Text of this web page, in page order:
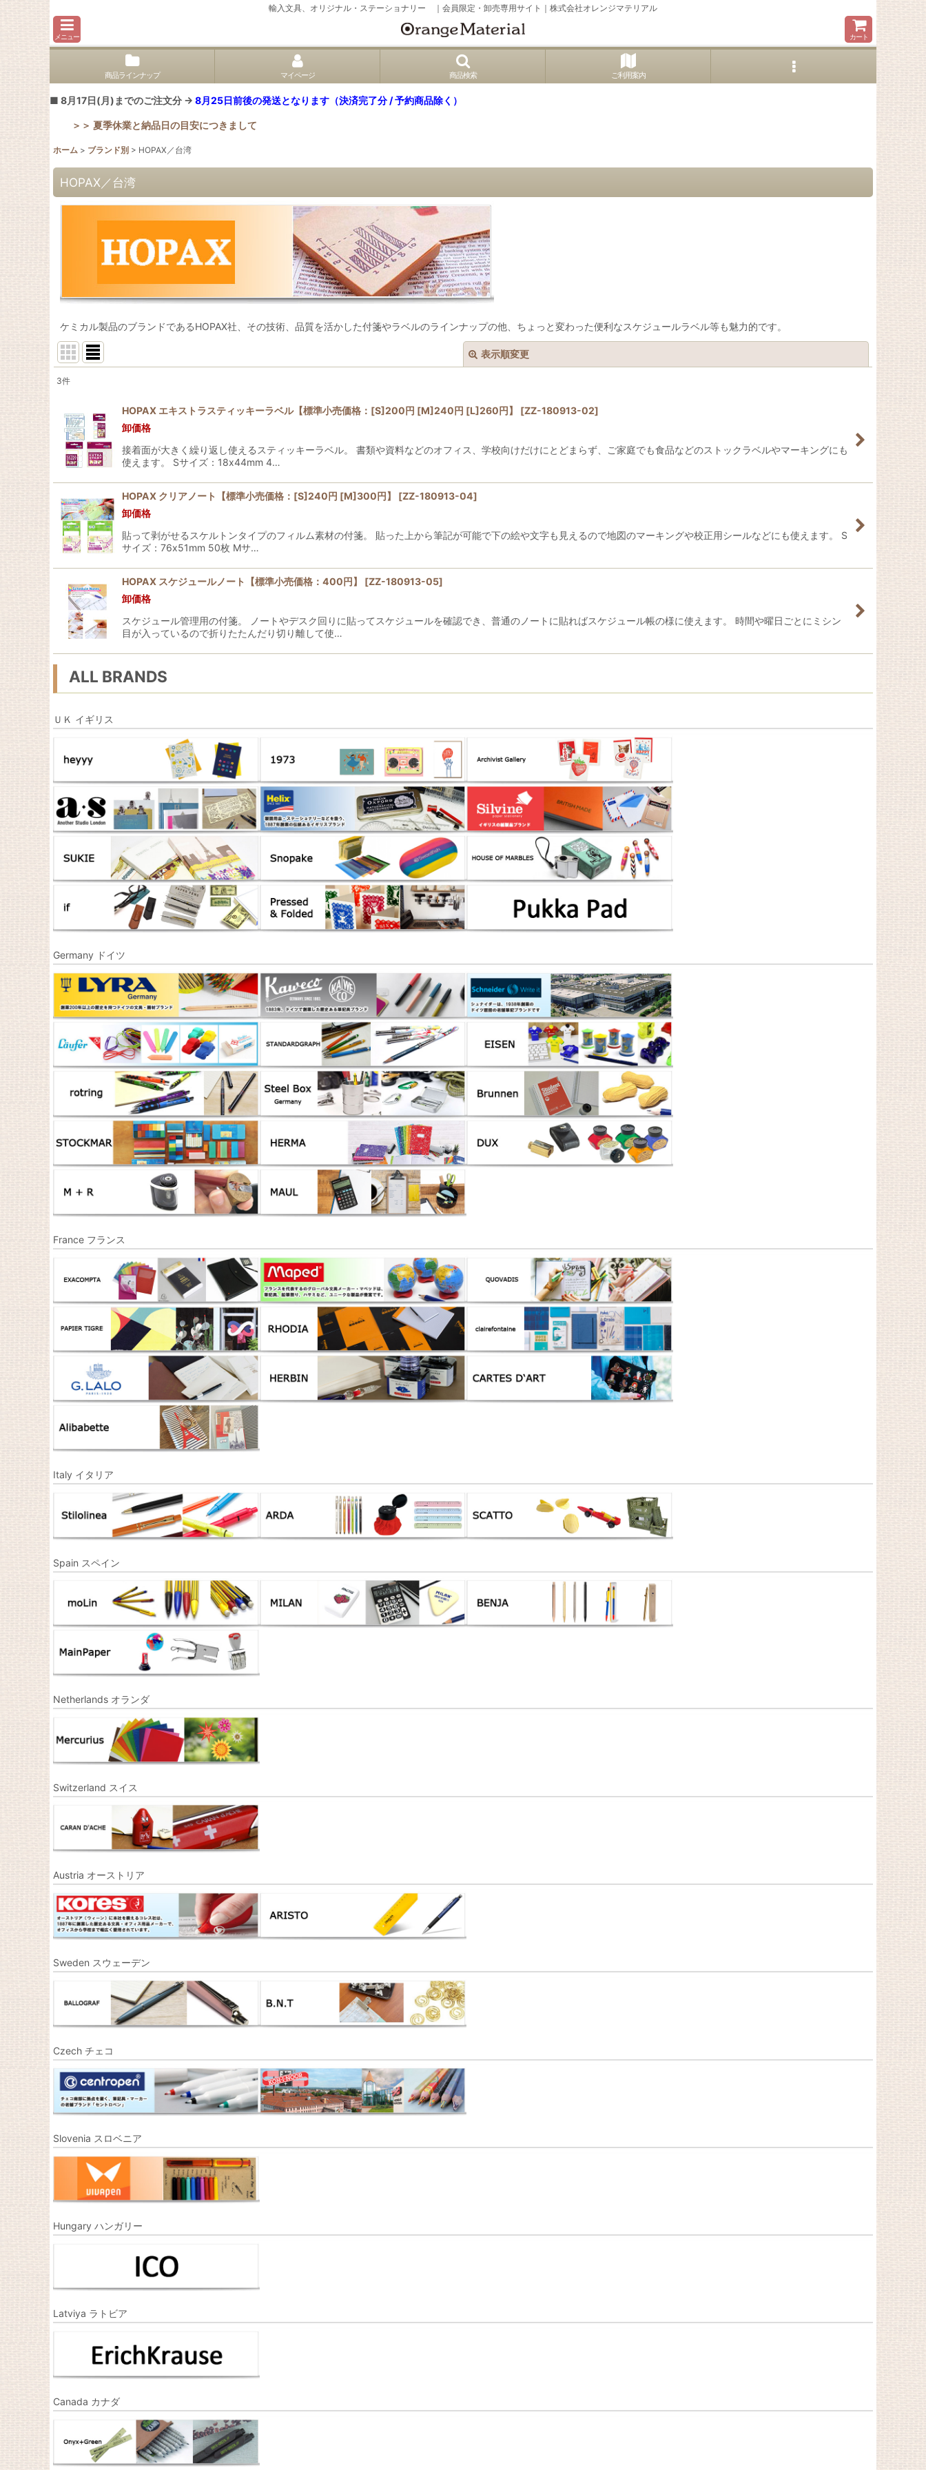
輸入文具、オリジナル・ステーショナリー ｜会員限定・卸売専用サイト｜株式会社オレンジマテリアル
メニュー カート
商品ラインナップ マイページ 商品検索 ご利用案内
■ 8月17日(月)までのご注文分 → 8月25日前後の発送となります（決済完了分 / 予約商品除く）
＞＞ 夏季休業と納品日の目安につきまして
ホーム > ブランド別 > HOPAX／台湾
HOPAX／台湾
ケミカル製品のブランドであるHOPAX社、その技術、品質を活かした付箋やラベルのラインナップの他、ちょっと変わった便利なスケジュールラベル等も魅力的です。
表示順変更
並び順:
3件
HOPAX エキストラスティッキーラベル【標準小売価格：[S]200円 [M]240円 [L]260円】 [ZZ-180913-02]
卸価格
接着面が大きく繰り返し使えるスティッキーラベル。 書類や資料などのオフィス、学校向けだけにとどまらず、ご家庭でも食品などのストックラベルやマーキングにも
使えます。 Sサイズ：18x44mm 4…
HOPAX クリアノート【標準小売価格：[S]240円 [M]300円】 [ZZ-180913-04]
卸価格
貼って剥がせるスケルトンタイプのフィルム素材の付箋。 貼った上から筆記が可能で下の絵や文字も見えるので地図のマーキングや校正用シールなどにも使えます。 S
サイズ：76x51mm 50枚 Mサ…
HOPAX スケジュールノート【標準小売価格：400円】 [ZZ-180913-05]
卸価格
スケジュール管理用の付箋。 ノートやデスク回りに貼ってスケジュールを確認でき、普通のノートに貼ればスケジュール帳の様に使えます。 時間や曜日ごとにミシン
目が入っているので折りたたんだり切り離して使…
ALL BRANDS
ＵＫ イギリス
Germany ドイツ
France フランス
Italy イタリア
Spain スペイン
Netherlands オランダ
Switzerland スイス
Austria オーストリア
Sweden スウェーデン
Czech チェコ
Slovenia スロベニア
Hungary ハンガリー
Latviya ラトビア
Canada カナダ